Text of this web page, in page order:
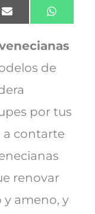
Compartir
en
E
m
i
l
en
W
h
t
s
de
por tus
contarte
renovar
ameno, y